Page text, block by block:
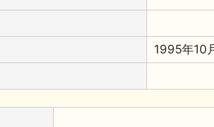
1995年10